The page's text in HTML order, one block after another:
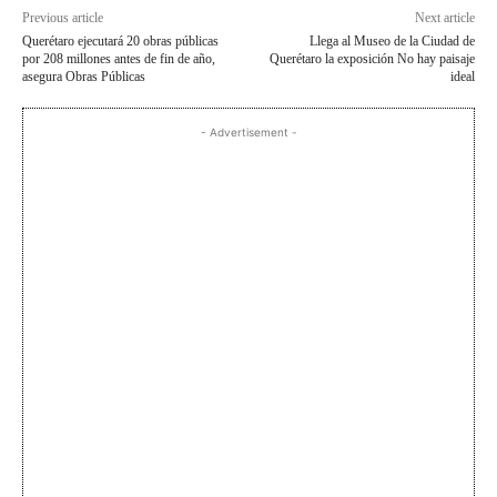
Previous article
Querétaro ejecutará 20 obras públicas
por 208 millones antes de fin de año,
asegura Obras Públicas
Next article
Llega al Museo de la Ciudad de
Querétaro la exposición No hay paisaje
ideal
- Advertisement -